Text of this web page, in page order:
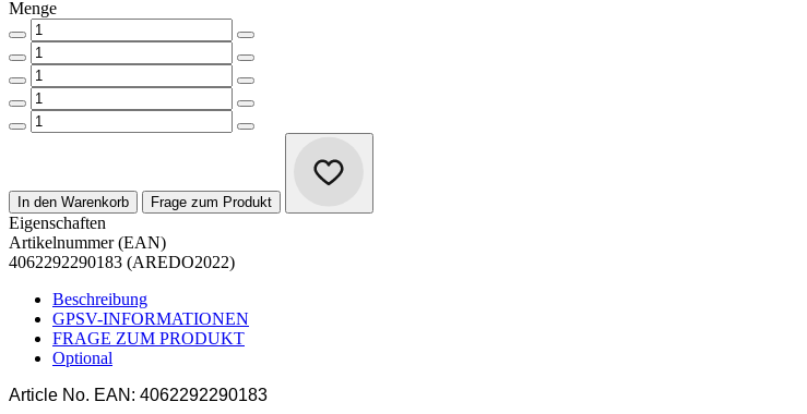
Menge
In den Warenkorb Frage zum Produkt
Eigenschaften
Artikelnummer (EAN)
4062292290183 (AREDO2022)
Beschreibung
GPSV-INFORMATIONEN
FRAGE ZUM PRODUKT
Optional
Article No. EAN: 4062292290183